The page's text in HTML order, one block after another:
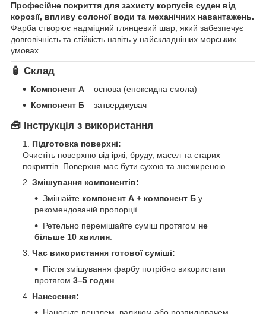
Професійне покриття для захисту корпусів суден від
корозії, впливу солоної води та механічних навантажень.
Фарба створює надміцний глянцевий шар, який забезпечує
довговічність та стійкість навіть у найскладніших морських
умовах.
🧴 Склад
Компонент А – основа (епоксидна смола)
Компонент Б – затверджувач
🧰 Інструкція з використання
Підготовка поверхні:
Очистіть поверхню від іржі, бруду, масел та старих
покриттів. Поверхня має бути сухою та знежиреною.
Змішування компонентів:
Змішайте компонент А + компонент Б у
рекомендованій пропорції.
Ретельно перемішайте суміш протягом не
більше 10 хвилин
Час використання готової суміші:
Після змішування фарбу потрібно використати
протягом 3–5 годин
Нанесення: